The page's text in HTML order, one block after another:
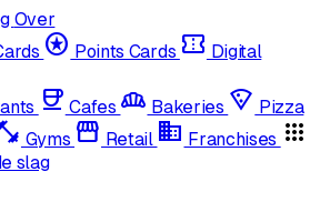
Over
stars Points Cards confirmation_number Digital
coffee Cafes bakery_dining Bakeries local_pizza Pizza
Gyms storefront Retail domain Franchises apps
slag